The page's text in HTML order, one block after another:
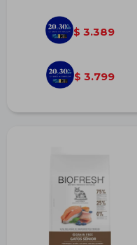
$ 3.389
$ 3.799